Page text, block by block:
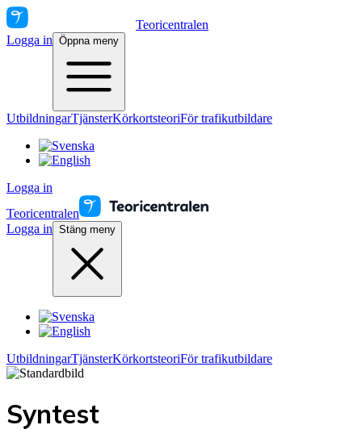
Teoricentralen
Logga in Öppna meny
UtbildningarTjänsterKörkortsteoriFör trafikutbildare
Logga in
Teoricentralen
Logga in Stäng meny
UtbildningarTjänsterKörkortsteoriFör trafikutbildare
Syntest